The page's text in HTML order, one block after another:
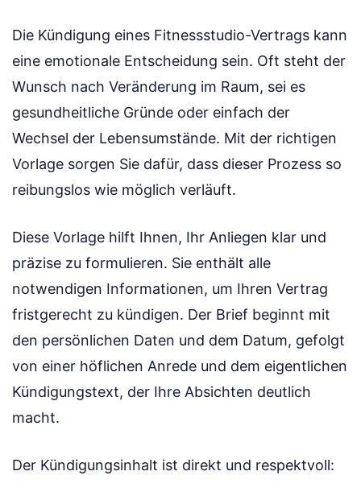
Die Kündigung eines Fitnessstudio-Vertrags kann
eine emotionale Entscheidung sein. Oft steht der
Wunsch nach Veränderung im Raum, sei es
gesundheitliche Gründe oder einfach der
Wechsel der Lebensumstände. Mit der richtigen
Vorlage sorgen Sie dafür, dass dieser Prozess so
reibungslos wie möglich verläuft.
Diese Vorlage hilft Ihnen, Ihr Anliegen klar und
präzise zu formulieren. Sie enthält alle
notwendigen Informationen, um Ihren Vertrag
fristgerecht zu kündigen. Der Brief beginnt mit
den persönlichen Daten und dem Datum, gefolgt
von einer höflichen Anrede und dem eigentlichen
Kündigungstext, der Ihre Absichten deutlich
macht.
Der Kündigungsinhalt ist direkt und respektvoll: